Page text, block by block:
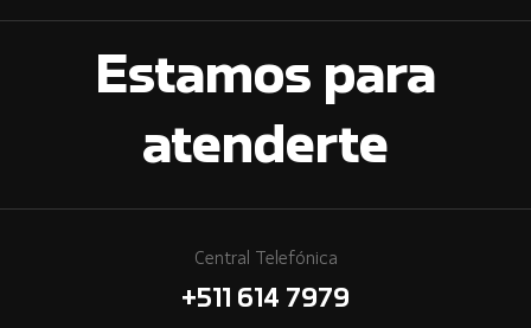
Estamos para
atenderte
Central Telefónica
+511 614 7979